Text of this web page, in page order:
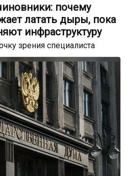
почему
латать дыры, пока
инфраструктуру
зрения специалиста